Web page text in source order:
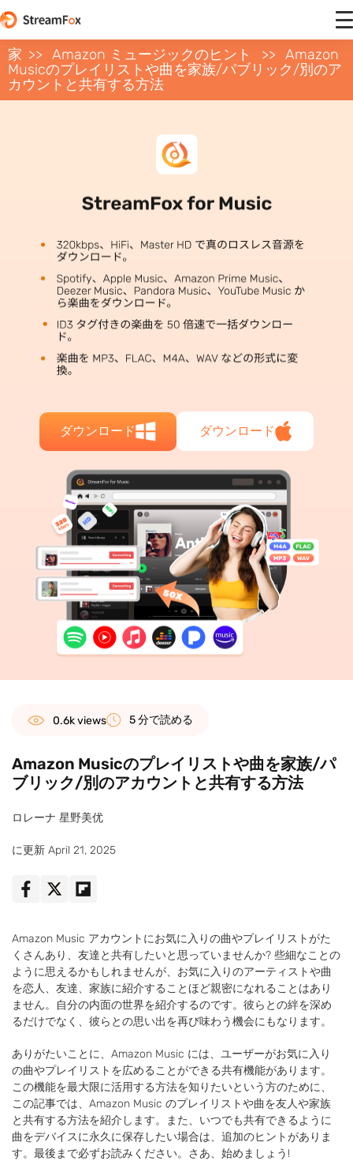
家 Amazon ミュージックのヒント
Amazon
Musicのプレイリストや曲を家族/パブリック/別のア
カウントと共有する方法
ダウンロード ダウンロード
0.6k views 5 分で読める
Amazon Musicのプレイリストや曲を家族/パ
ブリック/別のアカウントと共有する方法
ロレーナ 星野美优
に更新 April 21, 2025
Amazon Music アカウントにお気に入りの曲やプレイリストがた
くさんあり、友達と共有したいと思っていませんか? 些細なことの
ように思えるかもしれませんが、お気に入りのアーティストや曲
を恋人、友達、家族に紹介することほど親密になれることはあり
ません。自分の内面の世界を紹介するのです。彼らとの絆を深め
るだけでなく、彼らとの思い出を再び味わう機会にもなります。
ありがたいことに、Amazon Music には、ユーザーがお気に入り
の曲やプレイリストを広めることができる共有機能があります。
この機能を最大限に活用する方法を知りたいという方のために、
この記事では、Amazon Music のプレイリストや曲を友人や家族
と共有する方法を紹介します。また、いつでも共有できるように
曲をデバイスに永久に保存したい場合は、追加のヒントがありま
す。最後まで必ずお読みください。さあ、始めましょう!